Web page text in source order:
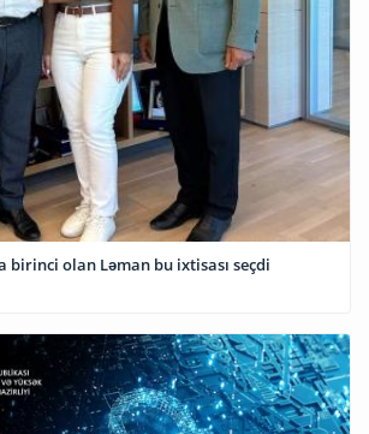
birinci olan Ləman bu ixtisası seçdi